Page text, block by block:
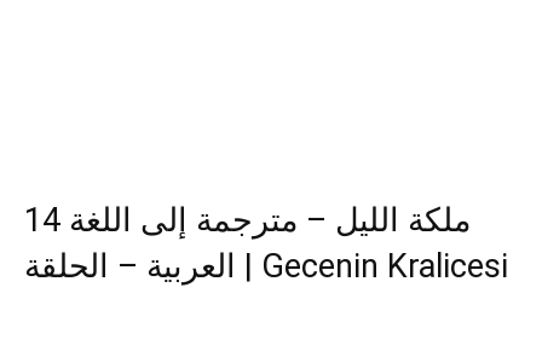
14 ملكة الليل – مترجمة إلى اللغة
العربية – الحلقة | Gecenin Kralicesi